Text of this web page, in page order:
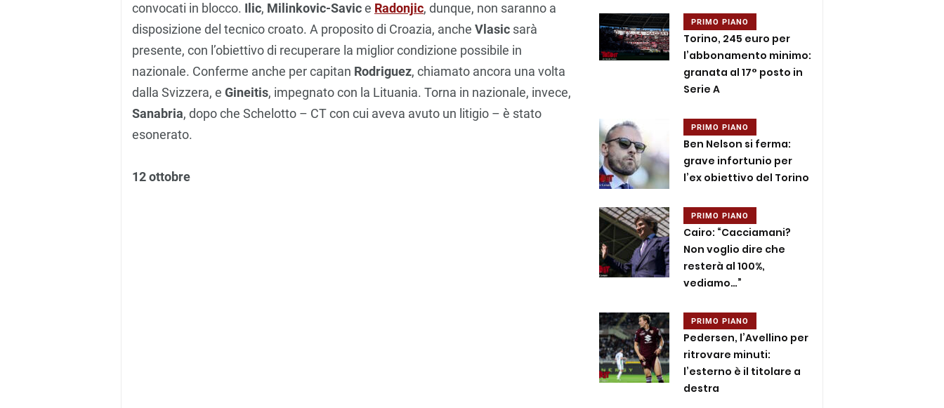
convocati in blocco. Ilic, Milinkovic-Savice Radonjic, dunque, non saranno a
disposizione del tecnico croato. A proposito di Croazia, anche Vlasic sarà
presente, con l’obiettivo di recuperare la miglior condizione possibile in
nazionale. Conferme anche per capitan Rodriguez, chiamato ancora una volta
dalla Svizzera, e Gineitis, impegnato con la Lituania. Torna in nazionale, invece,
Sanabria, dopo che Schelotto – CT con cui aveva avuto un litigio – è stato
esonerato.
12 ottobre
PRIMO PIANO
Torino, 245 euro per
l’abbonamento minimo:
granata al 17° posto in
Serie A
PRIMO PIANO
Ben Nelson si ferma:
grave infortunio per
l’ex obiettivo del Torino
PRIMO PIANO
Cairo: “Cacciamani?
Non voglio dire che
resterà al 100%,
vediamo…”
PRIMO PIANO
Pedersen, l’Avellino per
ritrovare minuti:
l’esterno è il titolare a
destra